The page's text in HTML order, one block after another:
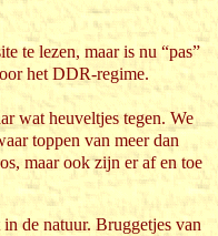
te lezen, maar is nu “pas”
het DDR-regime.
wat heuveltjes tegen. We
toppen van meer dan
maar ook zijn er af en toe
de natuur. Bruggetjes van